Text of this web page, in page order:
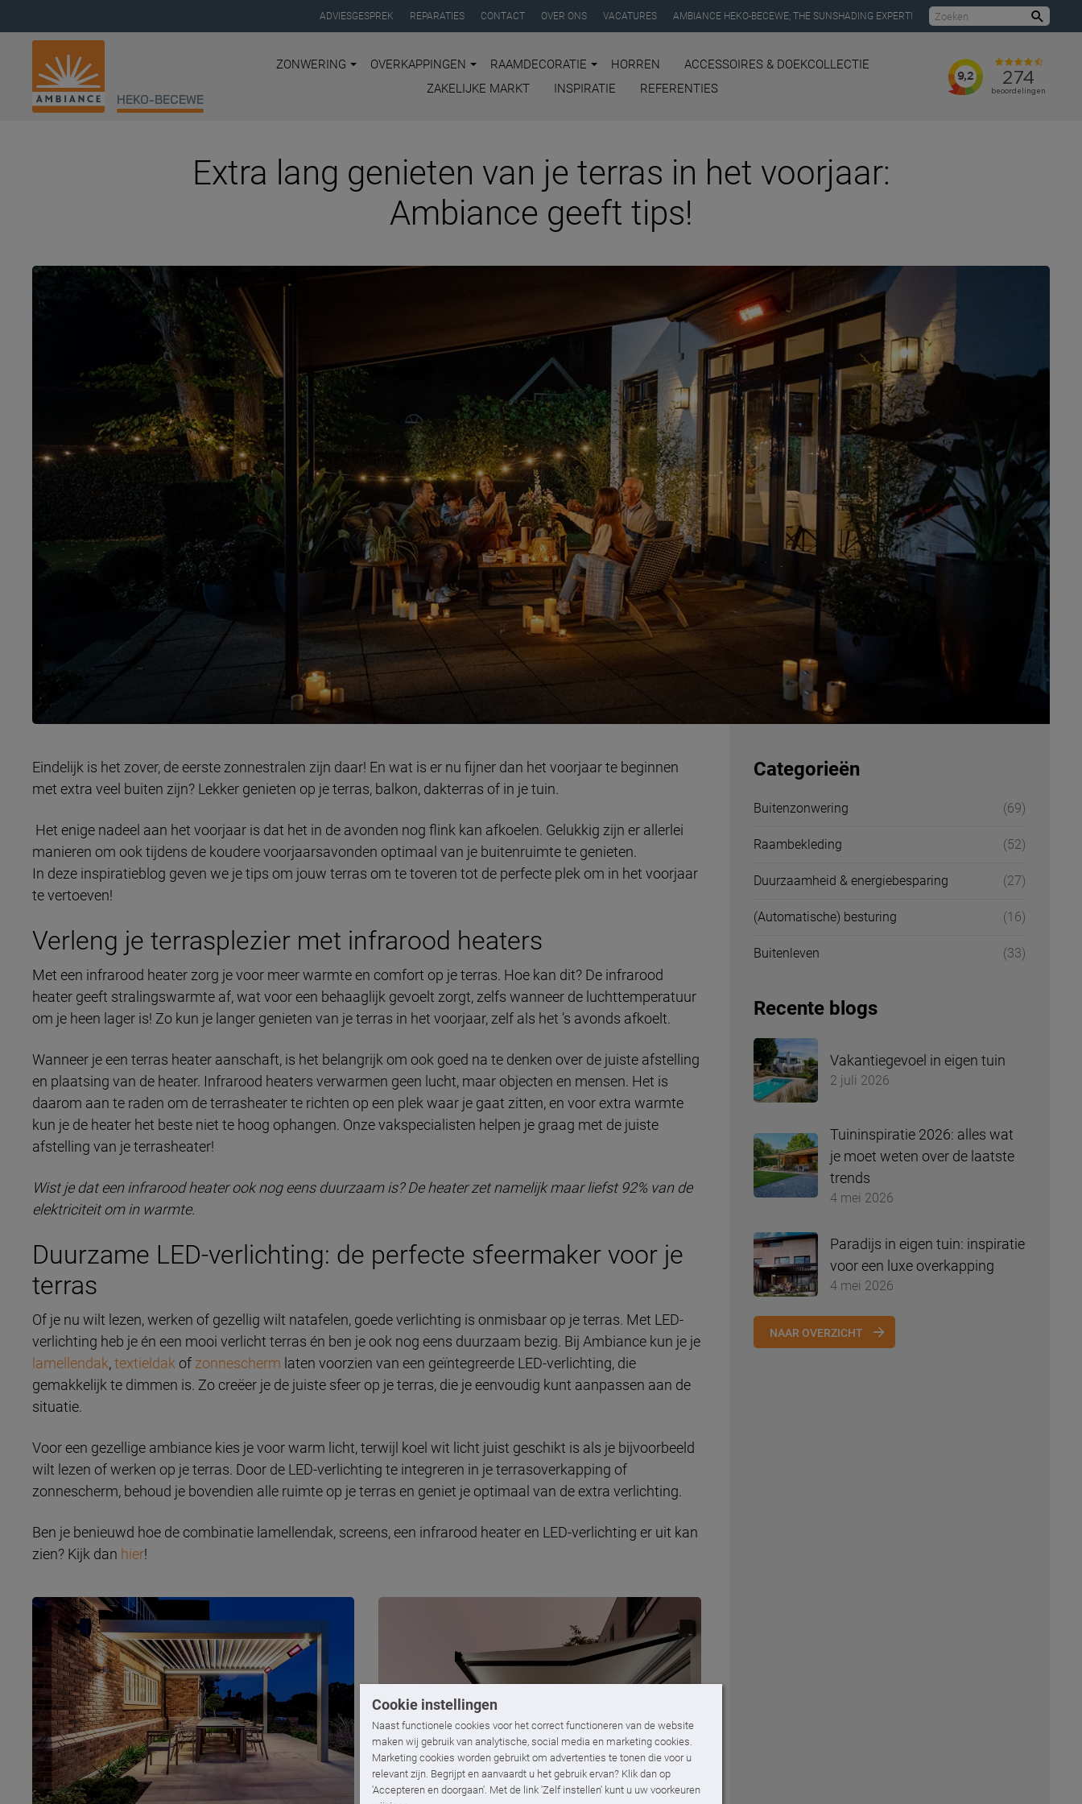
Cookie instellingen
Naast functionele cookies voor het correct functioneren van de website
maken wij gebruik van analytische, social media en marketing cookies.
Marketing cookies worden gebruikt om advertenties te tonen die voor u
relevant zijn. Begrijpt en aanvaardt u het gebruik ervan? Klik dan op
'Accepteren en doorgaan'. Met de link 'Zelf instellen' kunt u uw voorkeuren
ADVIESGESPREK REPARATIES CONTACT OVER ONS VACATURES AMBIANCE HEKO-BECEWE; THE SUNSHADING EXPERT!
HEKO-BECEWE
ZONWERING OVERKAPPINGEN RAAMDECORATIE HORREN
ACCESSOIRES & DOEKCOLLECTIE
ZAKELIJKE MARKT
INSPIRATIE REFERENTIES
Extra lang genieten van je terras in het voorjaar:
Ambiance geeft tips!
Eindelijk is het zover, de eerste zonnestralen zijn daar! En wat is er nu fijner dan het voorjaar te beginnen
met extra veel buiten zijn? Lekker genieten op je terras, balkon, dakterras of in je tuin.
Het enige nadeel aan het voorjaar is dat het in de avonden nog flink kan afkoelen. Gelukkig zijn er allerlei
manieren om ook tijdens de koudere voorjaarsavonden optimaal van je buitenruimte te genieten.
In deze inspiratieblog geven we je tips om jouw terras om te toveren tot de perfecte plek om in het voorjaar
te vertoeven!
Verleng je terrasplezier met infrarood heaters
Met een infrarood heater zorg je voor meer warmte en comfort op je terras. Hoe kan dit? De infrarood
heater geeft stralingswarmte af, wat voor een behaaglijk gevoelt zorgt, zelfs wanneer de luchttemperatuur
om je heen lager is! Zo kun je langer genieten van je terras in het voorjaar, zelf als het ’s avonds afkoelt.
Wanneer je een terras heater aanschaft, is het belangrijk om ook goed na te denken over de juiste afstelling
en plaatsing van de heater. Infrarood heaters verwarmen geen lucht, maar objecten en mensen. Het is
daarom aan te raden om de terrasheater te richten op een plek waar je gaat zitten, en voor extra warmte
kun je de heater het beste niet te hoog ophangen. Onze vakspecialisten helpen je graag met de juiste
afstelling van je terrasheater!
Wist je dat een infrarood heater ook nog eens duurzaam is? De heater zet namelijk maar liefst 92% van de
elektriciteit om in warmte.
Duurzame LED-verlichting: de perfecte sfeermaker voor je
terras
Of je nu wilt lezen, werken of gezellig wilt natafelen, goede verlichting is onmisbaar op je terras. Met LED-
verlichting heb je én een mooi verlicht terras én ben je ook nog eens duurzaam bezig. Bij Ambiance kun je je
lamellendak,textieldak of zonnescherm laten voorzien van een geïntegreerde LED-verlichting, die
gemakkelijk te dimmen is. Zo creëer je de juiste sfeer op je terras, die je eenvoudig kunt aanpassen aan de
situatie.
Voor een gezellige ambiance kies je voor warm licht, terwijl koel wit licht juist geschikt is als je bijvoorbeeld
wilt lezen of werken op je terras. Door de LED-verlichting te integreren in je terrasoverkapping of
zonnescherm, behoud je bovendien alle ruimte op je terras en geniet je optimaal van de extra verlichting.
Ben je benieuwd hoe de combinatie lamellendak, screens, een infrarood heater en LED-verlichting er uit kan
zien? Kijk dan hier!
Categorieën
Buitenzonwering (69)
Raambekleding (52)
Duurzaamheid & energiebesparing (27)
(Automatische) besturing (16)
Buitenleven (33)
Recente blogs
Vakantiegevoel in eigen tuin
2 juli 2026
Tuininspiratie 2026: alles wat
je moet weten over de laatste
trends
4 mei 2026
Paradijs in eigen tuin: inspiratie
voor een luxe overkapping
4 mei 2026
NAAR OVERZICHT